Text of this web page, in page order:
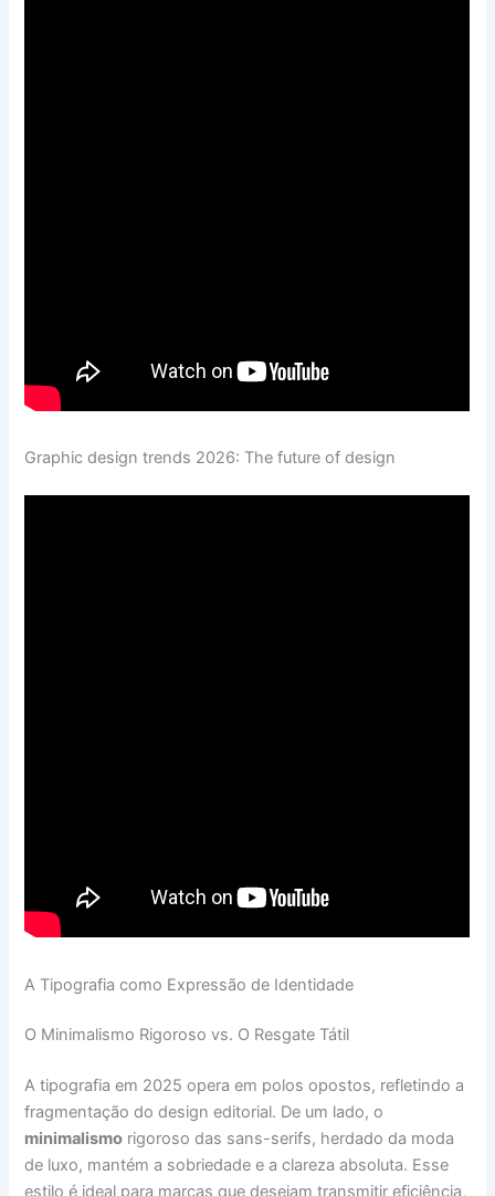
Graphic design trends 2026: The future of design
A Tipografia como Expressão de Identidade
O Minimalismo Rigoroso vs. O Resgate Tátil
A tipografia em 2025 opera em polos opostos, refletindo a
fragmentação do design editorial. De um lado, o
minimalismo rigoroso das sans-serifs, herdado da moda
de luxo, mantém a sobriedade e a clareza absoluta. Esse
estilo é ideal para marcas que desejam transmitir eficiência,